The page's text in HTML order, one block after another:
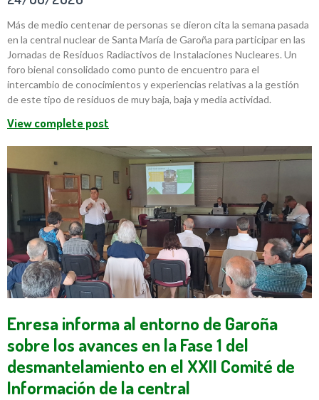
Más de medio centenar de personas se dieron cita la semana pasada
en la central nuclear de Santa María de Garoña para participar en las
Jornadas de Residuos Radiactivos de Instalaciones Nucleares. Un
foro bienal consolidado como punto de encuentro para el
intercambio de conocimientos y experiencias relativas a la gestión
de este tipo de residuos de muy baja, baja y media actividad.
View complete post
Enresa informa al entorno de Garoña
sobre los avances en la Fase 1 del
desmantelamiento en el XXII Comité de
Información de la central